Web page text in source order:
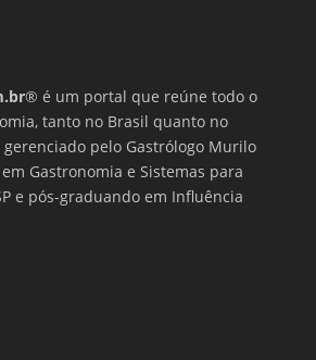
® é um portal que reúne todo o
tanto no Brasil quanto no
pelo Gastrólogo Murilo
Gastronomia e Sistemas para
e pós-graduando em Influência